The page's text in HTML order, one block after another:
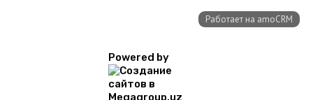
Powered by